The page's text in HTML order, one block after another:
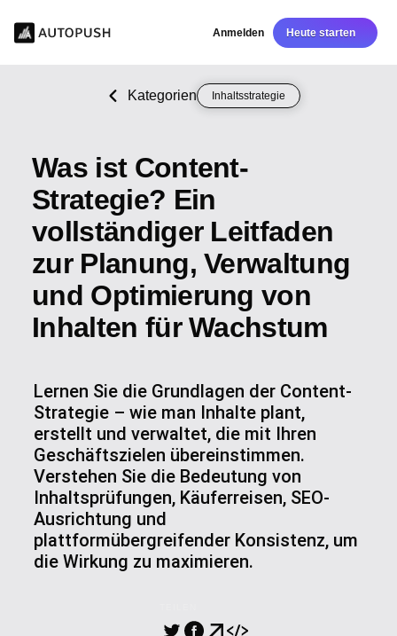
Anmelden Heute starten
Kategorien Inhaltsstrategie
Was ist Content-
Strategie? Ein
vollständiger Leitfaden
zur Planung, Verwaltung
und Optimierung von
Inhalten für Wachstum
Lernen Sie die Grundlagen der Content-
Strategie – wie man Inhalte plant,
erstellt und verwaltet, die mit Ihren
Geschäftszielen übereinstimmen.
Verstehen Sie die Bedeutung von
Inhaltsprüfungen, Käuferreisen, SEO-
Ausrichtung und
plattformübergreifender Konsistenz, um
die Wirkung zu maximieren.